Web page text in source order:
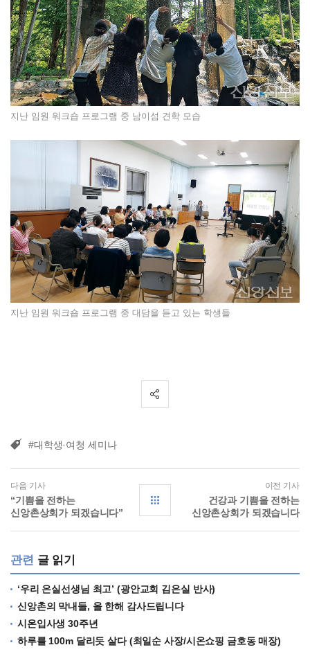
지난 임원 워크숍 프로그램 중 남이섬 견학 모습
지난 임원 워크숍 프로그램 중 대담을 듣고 있는 학생들
#대학생·여청 세미나
다음 기사
“기쁨을 전하는
신앙촌상회가 되겠습니다”
이전 기사
건강과 기쁨을 전하는
신앙촌상회가 되겠습니다
관련 글 읽기
‘우리 은실선생님 최고’ (광안교회 김은실 반사)
신앙촌의 막내들, 올 한해 감사드립니다
시온입사생 30주년
하루를 100m 달리듯 살다 (최일순 사장/시온쇼핑 금호동 매장)